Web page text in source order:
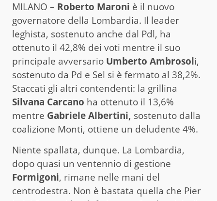
MILANO – Roberto Maroni è il nuovo
governatore della Lombardia. Il leader
leghista, sostenuto anche dal Pdl, ha
ottenuto il 42,8% dei voti mentre il suo
principale avversario Umberto Ambrosoli,
sostenuto da Pd e Sel si è fermato al 38,2%.
Staccati gli altri contendenti: la grillina
Silvana Carcano ha ottenuto il 13,6%
mentre Gabriele Albertini, sostenuto dalla
coalizione Monti, ottiene un deludente 4%.
Niente spallata, dunque. La Lombardia,
dopo quasi un ventennio di gestione
Formigoni, rimane nelle mani del
centrodestra. Non è bastata quella che Pier